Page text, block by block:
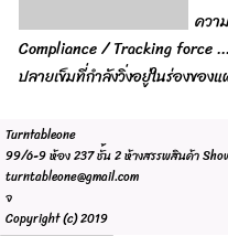
ควา
Compliance / Tracking force
ปลายเข็มที่กำลังวิ่งอยู่ในร่องของ
Turntableone
99/6-9 ห้อง 237 ชั้น 2 ห้างสรรพสินค้า
turntableone@gmail.com
จ
Copyright (c) 2019